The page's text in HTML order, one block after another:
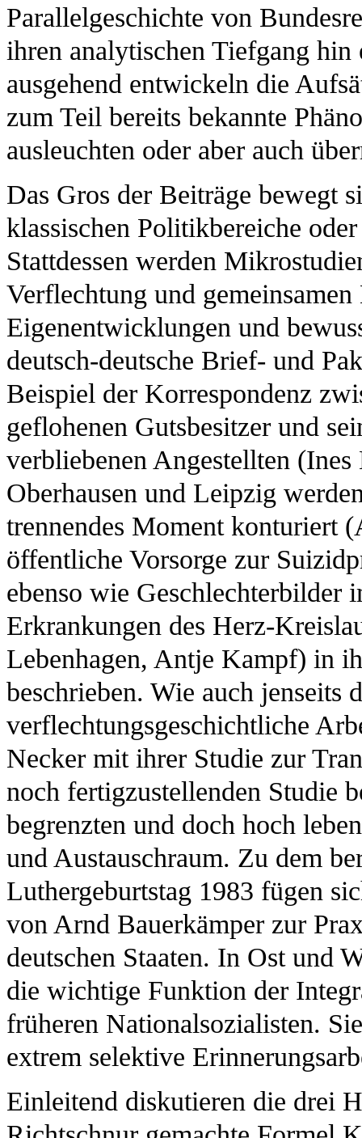
Parallelgeschichte von
ihren analytischen Tiefgang
ausgehend entwickeln die
zum Teil bereits bekannte
ausleuchten oder aber auch
Das Gros der Beiträge bewegt
klassischen Politikbereiche
Stattdessen werden
Verflechtung und
Eigenentwicklungen und
deutsch-deutsche Brief- und
Beispiel der Korrespondenz
geflohenen Gutsbesitzer und
verbliebenen Angestellten
Oberhausen und Leipzig
trennendes Moment konturiert
öffentliche Vorsorge zur
ebenso wie Geschlechterbilder
Erkrankungen des Herz-
Lebenhagen, Antje Kampf) in
beschrieben. Wie auch jenseits
verflechtungsgeschichtliche
Necker mit ihrer Studie zur
noch fertigzustellenden Studie
begrenzten und doch hoch
und Austauschraum. Zu dem
Luthergeburtstag 1983 fügen
von Arnd Bauerkämper zur
deutschen Staaten. In Ost und
die wichtige Funktion der
früheren Nationalsozialisten.
extrem selektive
Einleitend diskutieren die drei